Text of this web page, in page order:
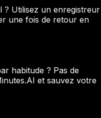
? Utilisez un enregistreur
une fois de retour en
habitude ? Pas de
et sauvez votre